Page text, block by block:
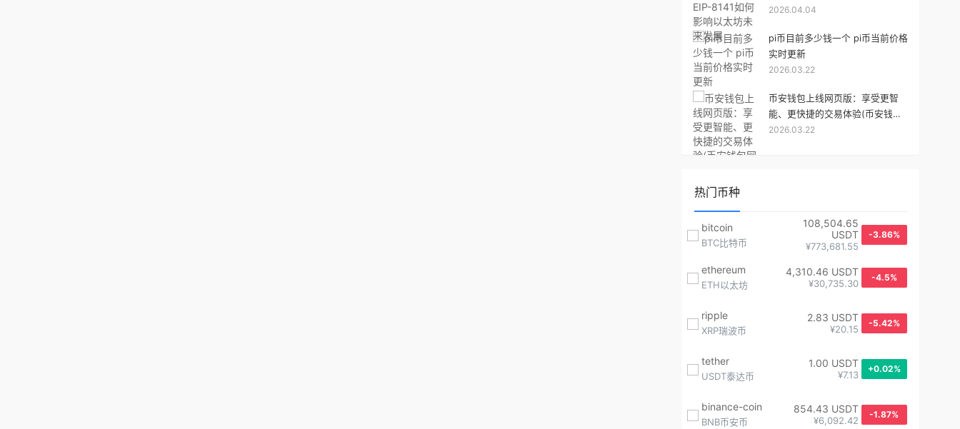
2026.04.04
pi币目前多少钱一个 pi币当前价格
实时更新
2026.03.22
币安钱包上线网页版：享受更智
能、更快捷的交易体验(币安钱包
网页版入口)
2026.03.22
热门币种
bitcoin
BTC比特币
108,504.65
USDT
¥773,681.55
-3.86%
ethereum
ETH以太坊
4,310.46 USDT
¥30,735.30
-4.5%
ripple
XRP瑞波币
2.83 USDT
¥20.15
-5.42%
tether
USDT泰达币
1.00 USDT
¥7.13
+0.02%
binance-coin
BNB币安币
854.43 USDT
¥6,092.42
-1.87%